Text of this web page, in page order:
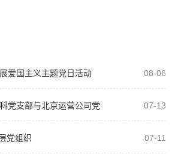
爱国主义主题党日活动 08-06
党支部与北京运营公司党
07-13
党组织 07-11